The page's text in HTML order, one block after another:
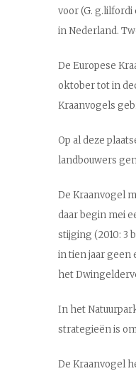
voor (G. g.lilfordi
in Nederland.
De Europese
oktober tot in
Kraanvogels
Op al deze
landbouwers
De Kraanvogel
daar begin mei
stijging (2010: 3
in tien jaar geen
het
In het
strategieën is
De Kraanvogel